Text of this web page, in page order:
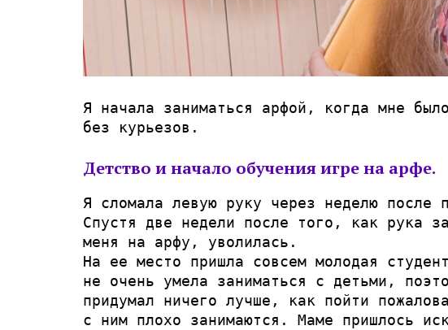
Я начала заниматься арфой, когда мне
без курьезов.
Детство и начало обучения игре на арфе.
Я сломала левую руку через неделю после
Спустя две недели после того, как рука
меня на арфу, уволилась.
На ее место пришла совсем молодая
не очень умела заниматься с детьми,
придумал ничего лучше, как пойти
с ним плохо занимаются. Маме пришлось